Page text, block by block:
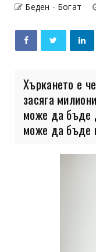
Беден - Богат
Хъркането е
засяга
може да бъде
може да бъде